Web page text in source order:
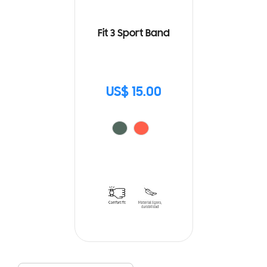
Fit 3 Sport Band
US$ 15.00